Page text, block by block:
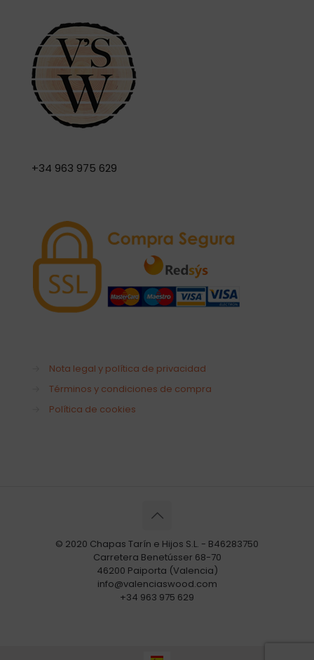
+34 963 975 629
Nota legal y política de privacidad
Términos y condiciones de compra
Política de cookies
© 2020 Chapas Tarín e Hijos S.L. - B46283750
Carretera Benetússer 68-70
46200 Paiporta (Valencia)
info@valenciaswood.com
+34 963 975 629